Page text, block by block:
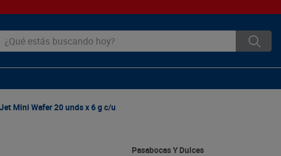
estás buscando hoy?
Mini Wafer 20 unds x 6 g c/u
Pasabocas Y Dulces